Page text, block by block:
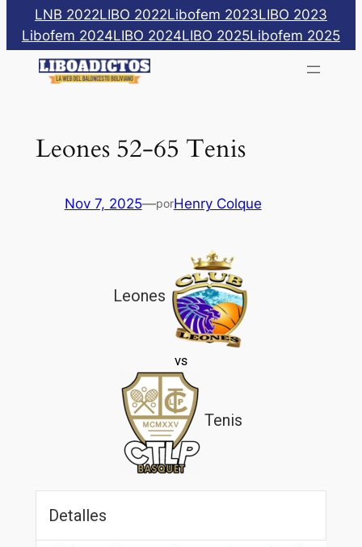
Saltar
contenido
LNB 2022LIBO 2022Libofem 2023LIBO 2023
Libofem 2024LIBO 2024LIBO 2025Libofem 2025
Leones 52-65 Tenis
Nov 7, 2025—porHenry Colque
Leones
vs
Tenis
Detalles